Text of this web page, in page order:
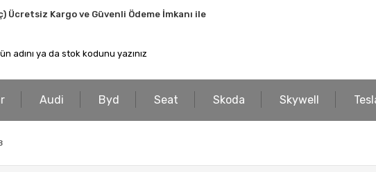
Ücretsiz Kargo ve Güvenli Ödeme İmkanı ile
Audi Byd Seat Skoda Skywell